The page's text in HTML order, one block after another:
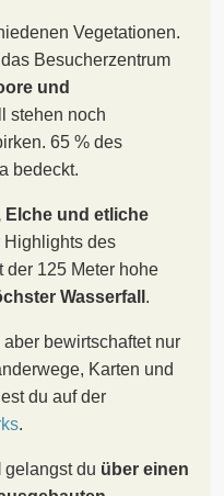
Vegetationen.
Besucherzentrum
und
stehen noch
65 % des
bedeckt.
Elche und etliche
Highlights des
der 125 Meter hohe
Wasserfall .
bewirtschaftet nur
Karten und
du auf der
.
gelangst du über einen